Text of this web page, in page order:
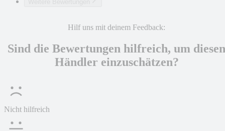
Hilf uns mit deinem Feedback:
Sind die Bewertungen hilfreich, um diesen
Händler einzuschätzen?
Nicht hilfreich